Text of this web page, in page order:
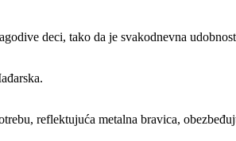
deci, tako da je svakodnevna
reflektujuća metalna bravica,